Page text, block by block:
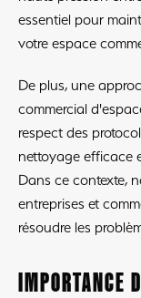
essentiel pour
votre espace
De plus, une
commercial
respect des
nettoyage efficace
Dans ce contexte,
entreprises et
résoudre les
IMPORTANCE